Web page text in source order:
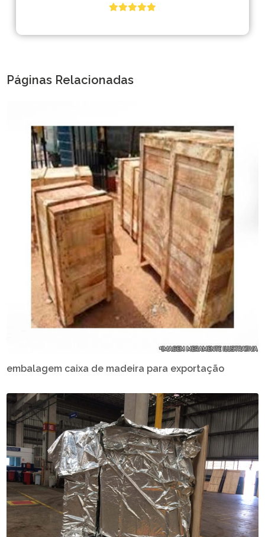
Páginas Relacionadas
embalagem caixa de madeira para exportação